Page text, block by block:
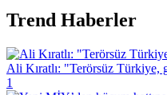
Trend Haberler
Ali Kıratlı: "Terörsüz Türkiye,
1